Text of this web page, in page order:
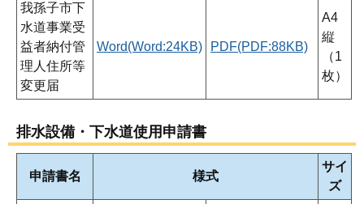
我孫子市下
水道事業受
益者納付管
理人住所等
変更届
Word(Word:24KB) PDF(PDF:88KB)
A4
縦
（1
枚）
排水設備・下水道使用申請書
申請書名 様式
サイ
ズ